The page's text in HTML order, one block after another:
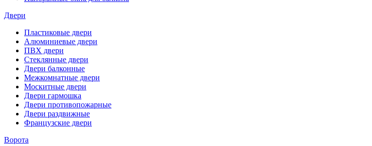
Двери
Пластиковые двери
Алюминиевые двери
ПВХ двери
Стеклянные двери
Двери балконные
Межкомнатные двери
Москитные двери
Двери гармошка
Двери противопожарные
Двери раздвижные
Французские двери
Ворота